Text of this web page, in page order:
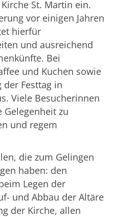
St. Martin ein.
vor einigen Jahren
hierfür
und ausreichend
Bei
und Kuchen sowie
Festtag in
Viele Besucherinnen
zu
und regem
die zum Gelingen
haben: den
Legen der
und Abbau der Altäre
der Kirche, allen